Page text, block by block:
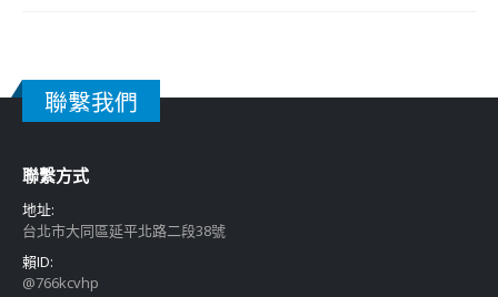
聯繫我們
聯繫方式
地址:
台北市大同區延平北路二段38號
賴ID:
@766kcvhp